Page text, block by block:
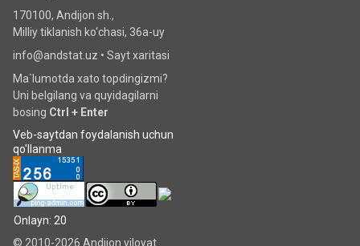
170100, Andijon sh.,
Milliy tiklanish ko‘chаsi, 36a-uy
info@andstat.uz • Sayt xaritasi
Ma`lumotda xato topdingizmi?
Uni belgilang va quyidagilarni
bosing Ctrl + Enter
Veb-saytdan foydalanish uchun
qo'llanma
Onlayn: 20
© 2010-2026 Andijon viloyat